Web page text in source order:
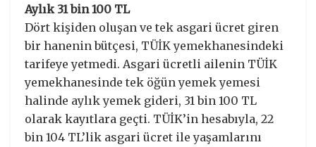
Aylık 31 bin 100 TL
Dört kişiden oluşan ve tek asgari ücret giren
bir hanenin bütçesi, TÜİK yemekhanesindeki
tarifeye yetmedi. Asgari ücretli ailenin TÜİK
yemekhanesinde tek öğün yemek yemesi
halinde aylık yemek gideri, 31 bin 100 TL
olarak kayıtlara geçti. TÜİK’in hesabıyla, 22
bin 104 TL’lik asgari ücret ile yaşamlarını